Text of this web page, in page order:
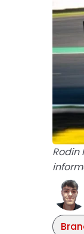
Rodin